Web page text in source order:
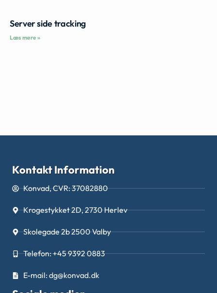
Server side tracking
Læs mere »
Kontakt Information
Konvad, CVR: 37082880
Krogestykket 2D, 2730 Herlev
Skolegade 2b 2500 Valby
Telefon: +45 9392 0883
E-mail: dg@konvad.dk